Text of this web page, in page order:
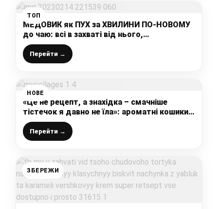
ТОП
МЕДОВИК як ПУХ за ХВИЛИНИ ПО-НОВОМУ
до чаю: всі в захваті від нього,
найпростіший РЕЦЕПТ
Перейти →
НОВЕ
«Це не рецепт, а знахідка – смачніше
тістечок я давно не їла»: ароматні кошики з
простих інгредієнтів, готую буквально за 10
хвилин
Перейти →
ЗБЕРЕЖИ